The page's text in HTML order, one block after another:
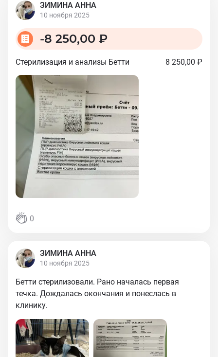
ЗИМИНА АННА
10 ноября 2025
-8 250,00 ₽
Стерилизация и анализы Бетти 8 250,00 ₽
0
ЗИМИНА АННА
10 ноября 2025
Бетти стерилизовали. Рано началась первая
течка. Дождалась окончания и понеслась в
клинику.